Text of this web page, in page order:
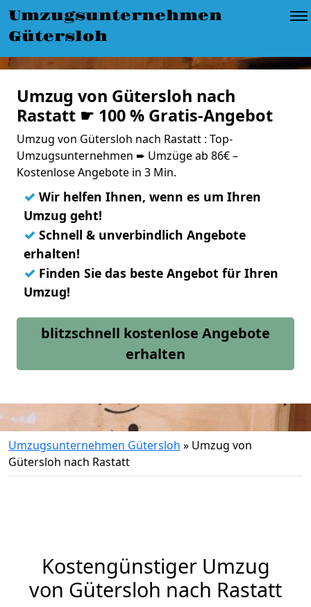
Umzugsunternehmen
Gütersloh
Umzug von Gütersloh nach
Rastatt ☛ 100 % Gratis-Angebot
Umzug von Gütersloh nach Rastatt : Top-
Umzugsunternehmen ➨ Umzüge ab 86€ –
Kostenlose Angebote in 3 Min.
✓ Wir helfen Ihnen, wenn es um Ihren
Umzug geht!
✓ Schnell & unverbindlich Angebote
erhalten!
✓ Finden Sie das beste Angebot für Ihren
Umzug!
blitzschnell kostenlose Angebote
erhalten
Umzugsunternehmen Gütersloh » Umzug von
Gütersloh nach Rastatt
Kostengünstiger Umzug
von Gütersloh nach Rastatt